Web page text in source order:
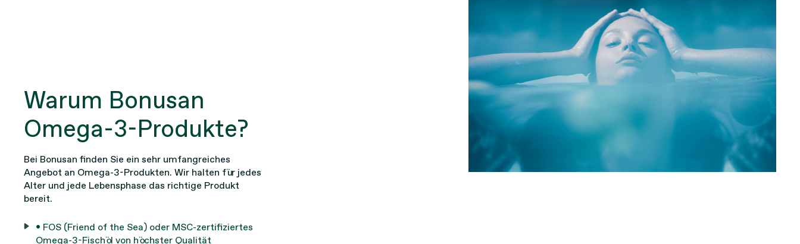
Warum Bonusan
Omega-3-Produkte?
Bei Bonusan finden Sie ein sehr umfangreiches
Angebot an Omega-3-Produkten. Wir halten für jedes
Alter und jede Lebensphase das richtige Produkt
bereit.
• FOS (Friend of the Sea) oder MSC-zertifiziertes
Omega-3-Fischöl von höchster Qualität